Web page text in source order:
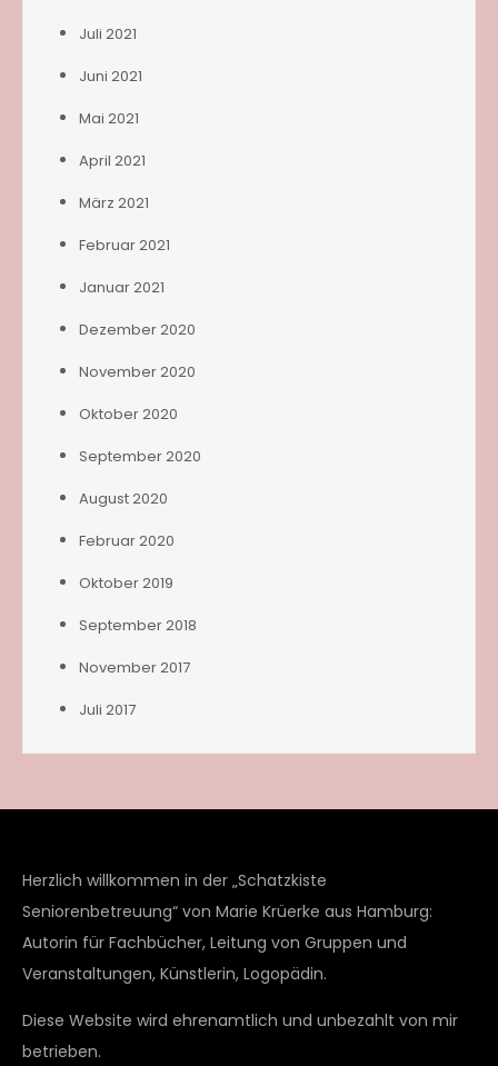
Juli 2021
Juni 2021
Mai 2021
April 2021
März 2021
Februar 2021
Januar 2021
Dezember 2020
November 2020
Oktober 2020
September 2020
August 2020
Februar 2020
Oktober 2019
September 2018
November 2017
Juli 2017
Herzlich willkommen in der „Schatzkiste
Seniorenbetreuung“ von Marie Krüerke aus Hamburg:
Autorin für Fachbücher, Leitung von Gruppen und
Veranstaltungen, Künstlerin, Logopädin.
Diese Website wird ehrenamtlich und unbezahlt von mir
betrieben.